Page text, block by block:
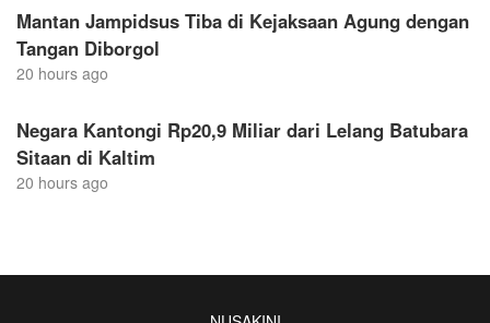
Mantan Jampidsus Tiba di Kejaksaan Agung dengan
Tangan Diborgol
20 hours ago
Negara Kantongi Rp20,9 Miliar dari Lelang Batubara
Sitaan di Kaltim
20 hours ago